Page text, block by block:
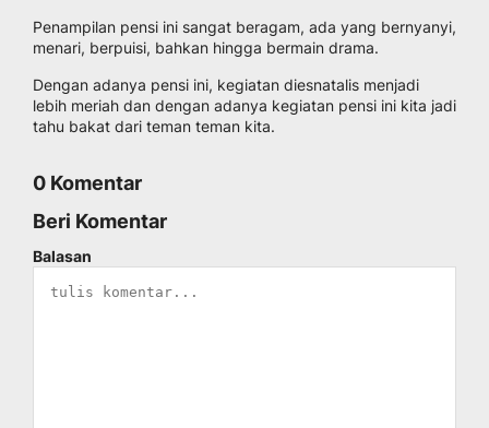
Penampilan pensi ini sangat beragam, ada yang bernyanyi,
menari, berpuisi, bahkan hingga bermain drama.
Dengan adanya pensi ini, kegiatan diesnatalis menjadi
lebih meriah dan dengan adanya kegiatan pensi ini kita jadi
tahu bakat dari teman teman kita.
0 Komentar
Beri Komentar
Balasan